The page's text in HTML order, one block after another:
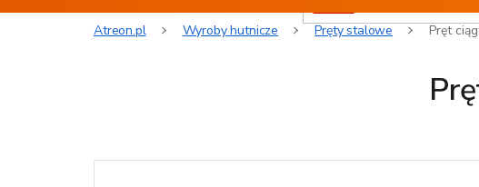
Atreon.pl Wyroby hutnicze Pręty stalowe Pręt